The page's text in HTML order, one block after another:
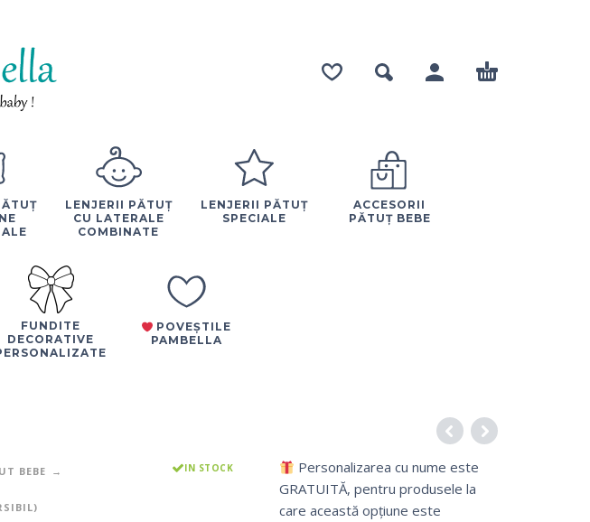
LENJERII PĂTUȚ
CU LATERALE
COMBINATE
LENJERII PĂTUȚ
SPECIALE
ACCESORII
PĂTUȚ BEBE
FUNDITE
DECORATIVE
POVEȘTILE
PAMBELLA
BEBE
IN STOCK
Personalizarea cu nume este
GRATUITĂ, pentru produsele la
care această opțiune este